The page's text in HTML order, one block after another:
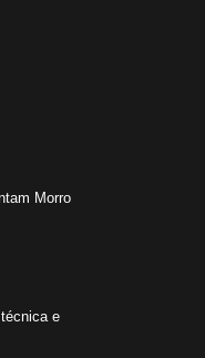
Morro
e